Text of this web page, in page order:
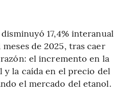
17,4% interanual
de 2025, tras caer
razón: el incremento en la
la caída en el precio del
el mercado del etanol.